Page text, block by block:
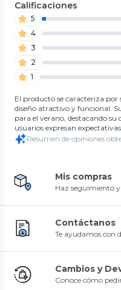
Calificaciones
5
4
3
2
1
El producto se caracteriza
diseño atractivo y funcional.
para el verano, destacando
usuarios expresan
Resumen de opiniones
Mis compras
Haz seguimiento
Contáctanos
Te ayudamos con
Cambios y
Conoce cómo